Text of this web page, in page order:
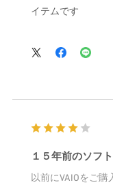
イテムです
１５年前のソフ
以前にVAIOをご